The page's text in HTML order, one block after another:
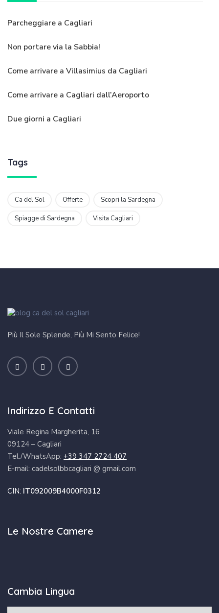
Parcheggiare a Cagliari
Non portare via la Sabbia!
Come arrivare a Villasimius da Cagliari
Come arrivare a Cagliari dall’Aeroporto
Due giorni a Cagliari
Tags
Ca del Sol Offerte Scopri la Sardegna
Spiagge di Sardegna Visita Cagliari
Più Il Sole Splende, Più Mi Sento Felice!
Indirizzo E Contatti
Viale Regina Margherita, 16
09124 – Cagliari
Tel./WhatsApp: +39 347 2724 407
E-mail: cadelsolbbcagliari @ gmail.com
CIN: IT092009B4000F0312
Le Nostre Camere
Cambia Lingua